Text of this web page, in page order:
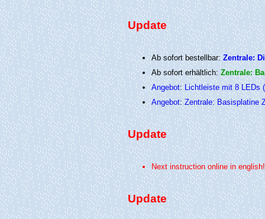
Update
Ab sofort bestellbar:Zentrale:
Ab sofort erhältlich: Zentrale:
Angebot: Lichtleiste mit 8 LEDs
Angebot:Zentrale: Basisplatine
Update
Next instruction online in
Update